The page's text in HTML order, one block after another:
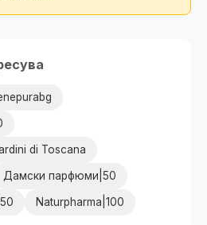
di Toscana
Дамски парфюми|50
Naturpharma|100